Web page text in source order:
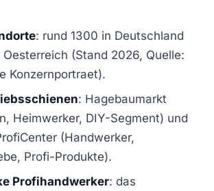
: rund 1300 in Deutschland
(Stand 2026, Quelle:
Konzernportraet).
: Hagebaumarkt
Heimwerker, DIY-Segment) und
(Handwerker,
Profi-Produkte).
Profihandwerker: das